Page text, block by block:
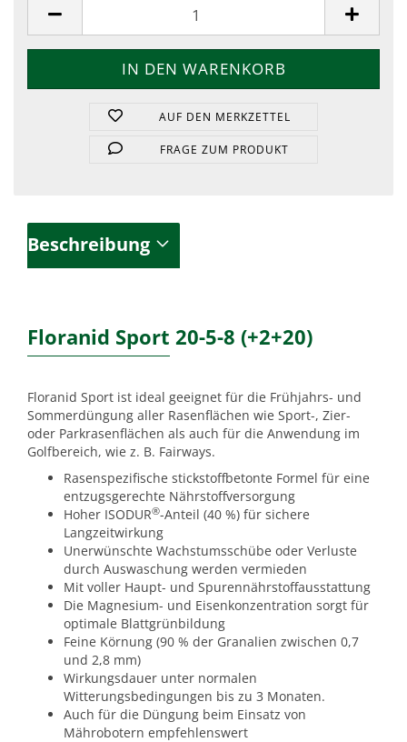
AUF DEN MERKZETTEL
FRAGE ZUM PRODUKT
Beschreibung
Floranid Sport 20-5-8 (+2+20)
Floranid Sport ist ideal geeignet für die Frühjahrs- und
Sommerdüngung aller Rasenflächen wie Sport-, Zier-
oder Parkrasenflächen als auch für die Anwendung im
Golfbereich, wie z. B. Fairways.
Rasenspezifische stickstoffbetonte Formel für eine
entzugsgerechte Nährstoffversorgung
Hoher ISODUR®-Anteil (40 %) für sichere
Langzeitwirkung
Unerwünschte Wachstumsschübe oder Verluste
durch Auswaschung werden vermieden
Mit voller Haupt- und Spurennährstoffausstattung
Die Magnesium- und Eisenkonzentration sorgt für
optimale Blattgrünbildung
Feine Körnung (90 % der Granalien zwischen 0,7
und 2,8 mm)
Wirkungsdauer unter normalen
Witterungsbedingungen bis zu 3 Monaten.
Auch für die Düngung beim Einsatz von
Mährobotern empfehlenswert